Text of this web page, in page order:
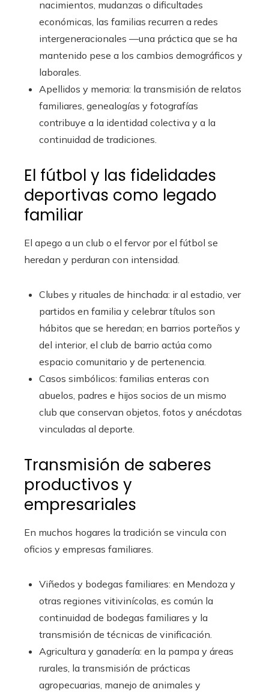
nacimientos, mudanzas o dificultades
económicas, las familias recurren a redes
intergeneracionales —una práctica que se ha
mantenido pese a los cambios demográficos y
laborales.
Apellidos y memoria: la transmisión de relatos
familiares, genealogías y fotografías
contribuye a la identidad colectiva y a la
continuidad de tradiciones.
El fútbol y las fidelidades
deportivas como legado
familiar
El apego a un club o el fervor por el fútbol se
heredan y perduran con intensidad.
Clubes y rituales de hinchada: ir al estadio, ver
partidos en familia y celebrar títulos son
hábitos que se heredan; en barrios porteños y
del interior, el club de barrio actúa como
espacio comunitario y de pertenencia.
Casos simbólicos: familias enteras con
abuelos, padres e hijos socios de un mismo
club que conservan objetos, fotos y anécdotas
vinculadas al deporte.
Transmisión de saberes
productivos y
empresariales
En muchos hogares la tradición se vincula con
oficios y empresas familiares.
Viñedos y bodegas familiares: en Mendoza y
otras regiones vitivinícolas, es común la
continuidad de bodegas familiares y la
transmisión de técnicas de vinificación.
Agricultura y ganadería: en la pampa y áreas
rurales, la transmisión de prácticas
agropecuarias, manejo de animales y